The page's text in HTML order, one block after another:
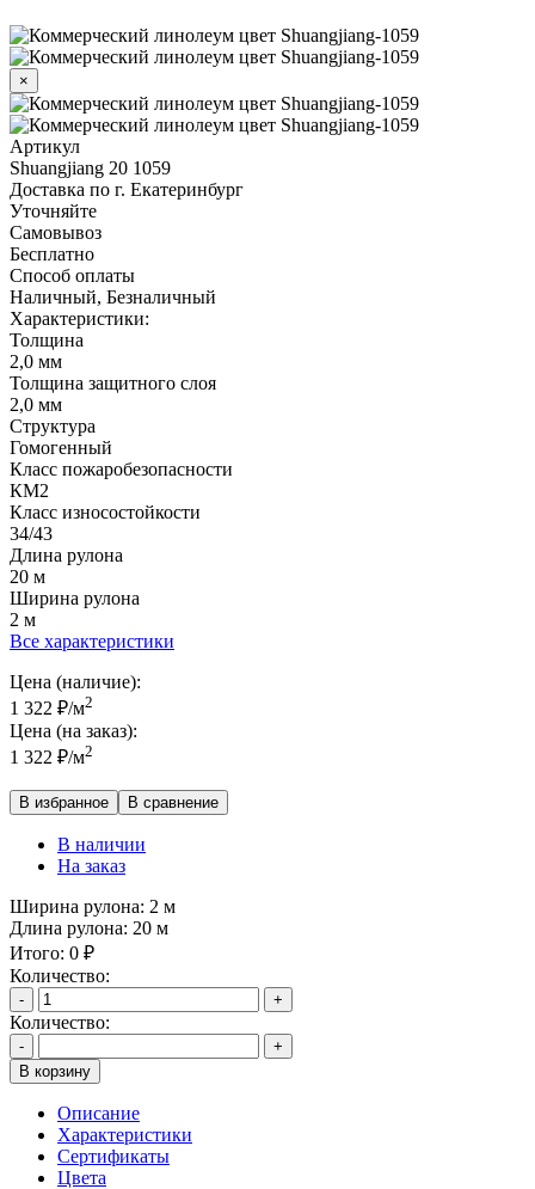
×
Артикул
Shuangjiang 20 1059
Доставка по г. Екатеринбург
Уточняйте
Самовывоз
Бесплатно
Способ оплаты
Наличный, Безналичный
Характеристики:
Толщина
2,0 мм
Толщина защитного слоя
2,0 мм
Структура
Гомогенный
Класс пожаробезопасности
КМ2
Класс износостойкости
34/43
Длина рулона
20 м
Ширина рулона
2 м
Все характеристики
Цена (наличие):
1 322 ₽/м2
Цена (на заказ):
1 322 ₽/м2
В избранное В сравнение
В наличии
На заказ
Ширина рулона: 2 м
Длина рулона: 20 м
Итого: 0 ₽
Количество:
- +
Количество:
-
+
В корзину
Описание
Характеристики
Сертификаты
Цвета